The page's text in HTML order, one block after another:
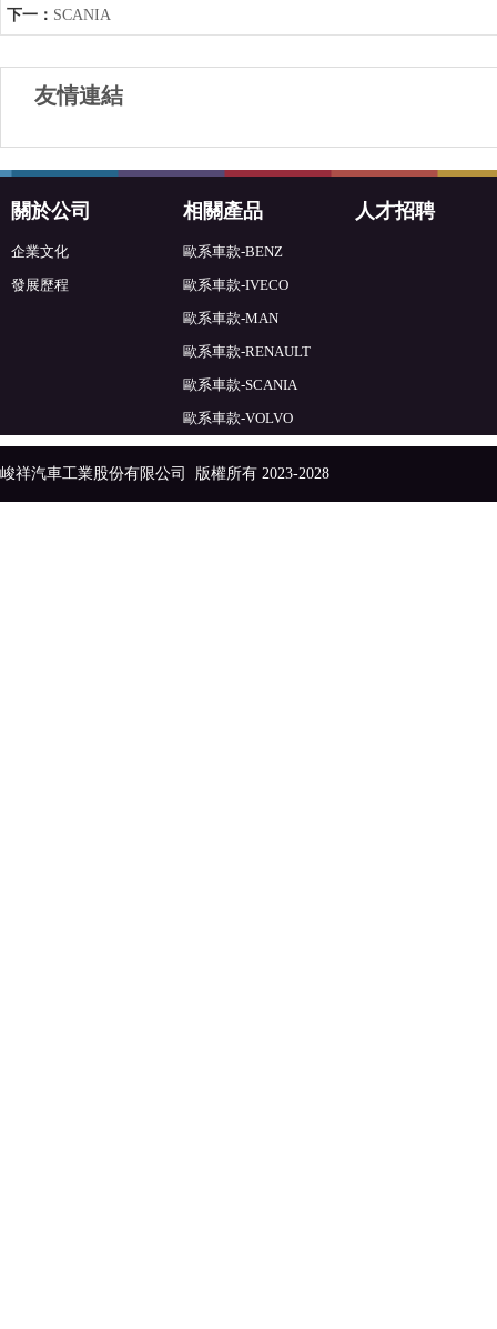
下一： SCANIA
友情連結
關於公司
企業文化
發展歷程
相關產品
歐系車款-BENZ
歐系車款-IVECO
歐系車款-MAN
歐系車款-RENAULT
歐系車款-SCANIA
歐系車款-VOLVO
人才招聘
峻祥汽車工業股份有限公司 版權所有 2023-2028